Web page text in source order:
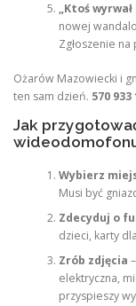
„Ktoś
nowej
Zgłoszenie
Ożarów Mazowiecki i
ten sam dzień. 570 933
Jak
Wybierz
Musi być
Zdecyduj o
dzieci, karty
Zrób zdjęcia
elektryczna,
przyspieszy